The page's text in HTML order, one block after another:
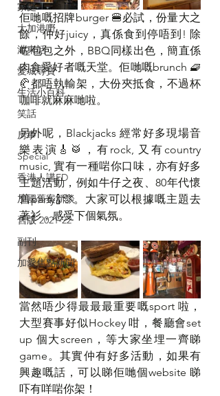
家庭
大加港嘢
港東話
愛城尋寶
生活小百科
笑話
房事
Special
香港人講ED
加國舊案新談
舊版 2021-22
副刊
加愛焦點新聞
佢哋嘅招牌burger 🍔必試，份量大之
餘，仲好juicy，真係食到停唔到! 除
咗包包之外，BBQ同樣出色，簡直係
肉食愛好者嘅天堂。佢哋嘅brunch 🧇
🥐都唔執輸架，大份夾抵食，不過杯
咖啡就麻麻哋啦。
另外呢，Blackjacks 經常好多現場音
樂表演🎸🥁，有rock, 又有country
music, 實有一種啱你口味，亦有好多
主題活動，例如牛仔之夜、80年代懷
舊party🍾🎊。大家可以根據嘅主題去
著衫，感受下個氣氛。
當然唔少得最最最重要嘅sport 啦，
大型賽事好似Hockey 咁，餐廳會set
up 個大screen，等大家坐埋一齊睇
game。其實仲有好多活動，如果有
興趣嘅話，可以睇佢哋個website 睇
吓有咩啱你架！